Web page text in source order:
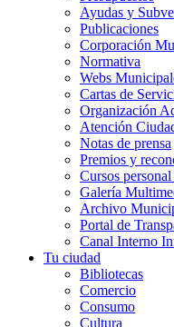
Ayudas y
Publicaciones
Corporación
Normativa
Webs
Cartas de
Organización
Atención
Notas de prensa
Premios y
Cursos
Galería
Archivo
Portal de
Canal Interno
Tu ciudad
Bibliotecas
Comercio
Consumo
Cultura